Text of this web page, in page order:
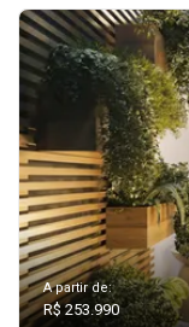
A partir de:
R$ 253.990